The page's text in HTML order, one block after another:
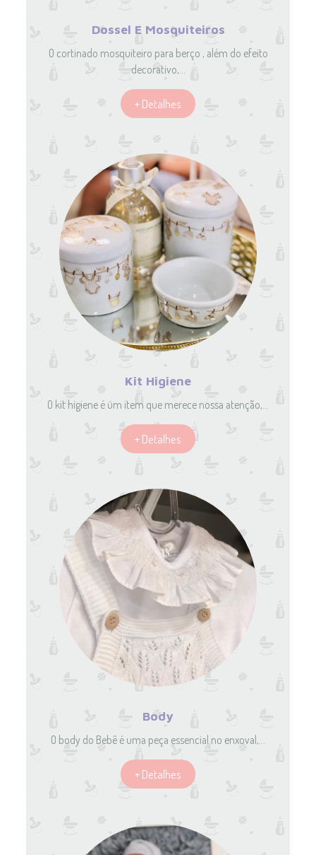
Dossel E Mosquiteiros
O cortinado mosquiteiro para berço , além do efeito
decorativo,…
+ Detalhes
Kit Higiene
O kit higiene é um item que merece nossa atenção,…
+ Detalhes
Body
O body do Bebê é uma peça essencial no enxoval,…
+ Detalhes